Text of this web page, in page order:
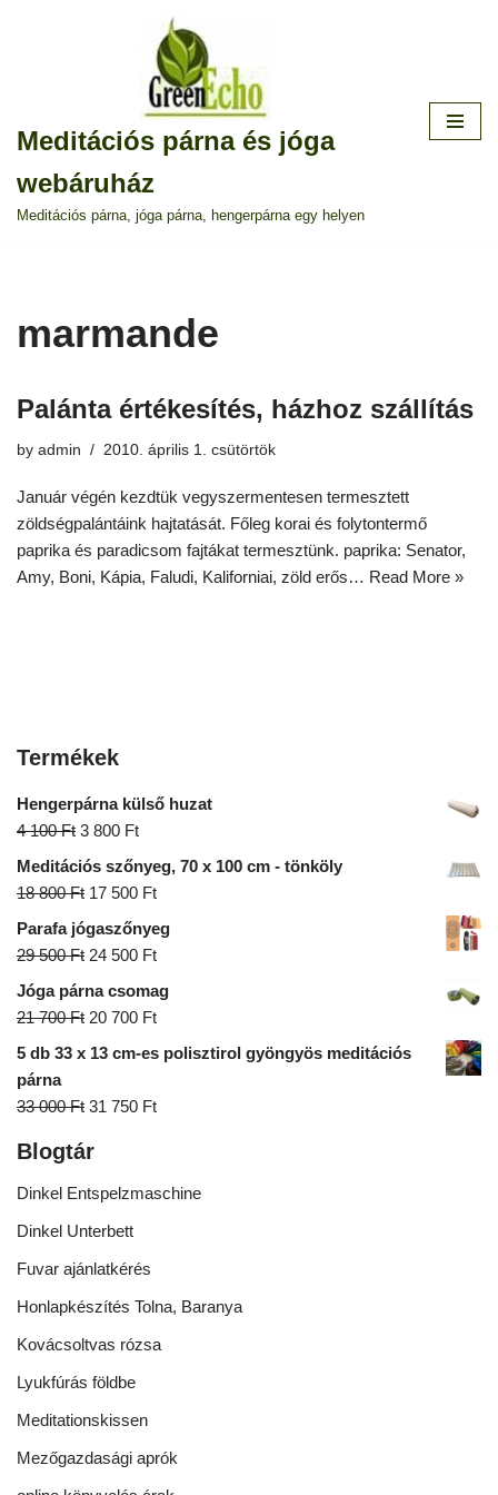
Meditációs párna és jóga
webáruház
Meditációs párna, jóga párna, hengerpárna egy helyen
marmande
Palánta értékesítés, házhoz szállítás
by admin 2010. április 1. csütörtök
Január végén kezdtük vegyszermentesen termesztett
zöldségpalántáink hajtatását. Főleg korai és folytontermő
paprika és paradicsom fajtákat termesztünk. paprika: Senator,
Amy, Boni, Kápia, Faludi, Kaliforniai, zöld erős… Read More »
Termékek
Hengerpárna külső huzat
4 100Ft 3 800 Ft
Meditációs szőnyeg, 70 x 100 cm - tönköly
18 800Ft 17 500 Ft
Parafa jógaszőnyeg
29 500Ft 24 500 Ft
Jóga párna csomag
21 700Ft 20 700 Ft
5 db 33 x 13 cm-es polisztirol gyöngyös meditációs
párna
33 000Ft 31 750 Ft
Blogtár
Dinkel Entspelzmaschine
Dinkel Unterbett
Fuvar ajánlatkérés
Honlapkészítés Tolna, Baranya
Kovácsoltvas rózsa
Lyukfúrás földbe
Meditationskissen
Mezőgazdasági aprók